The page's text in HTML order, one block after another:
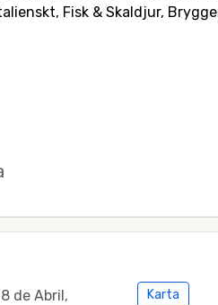
Fisk & Skaldjur,
de Abril,
Karta